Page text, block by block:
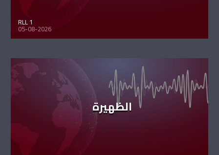
RLL 1
05-08-2026
الظهيرة